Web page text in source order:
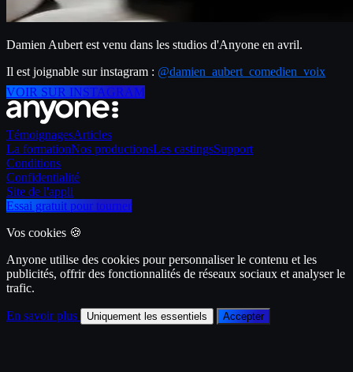
Damien Aubert est venu dans les studios d'Anyone en avril.
Il est joignable sur instagram : @damien_aubert_comedien_voix
VOIR SUR INSTAGRAM
TémoignagesArticles
La formationNos productionsLes castingsSupport
Conditions
Confidentialité
Site de l'appli
Essai gratuit pour tourner
Vos cookies 🍪
Anyone utilise des cookies pour personnaliser le contenu et les
publicités, offrir des fonctionnalités de réseaux sociaux et analyser le
trafic.
En savoir plus Uniquement les essentiels Accepter